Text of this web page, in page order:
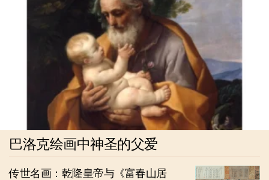
巴洛克绘画中神圣的父爱
传世名画：乾隆皇帝与《富春山居